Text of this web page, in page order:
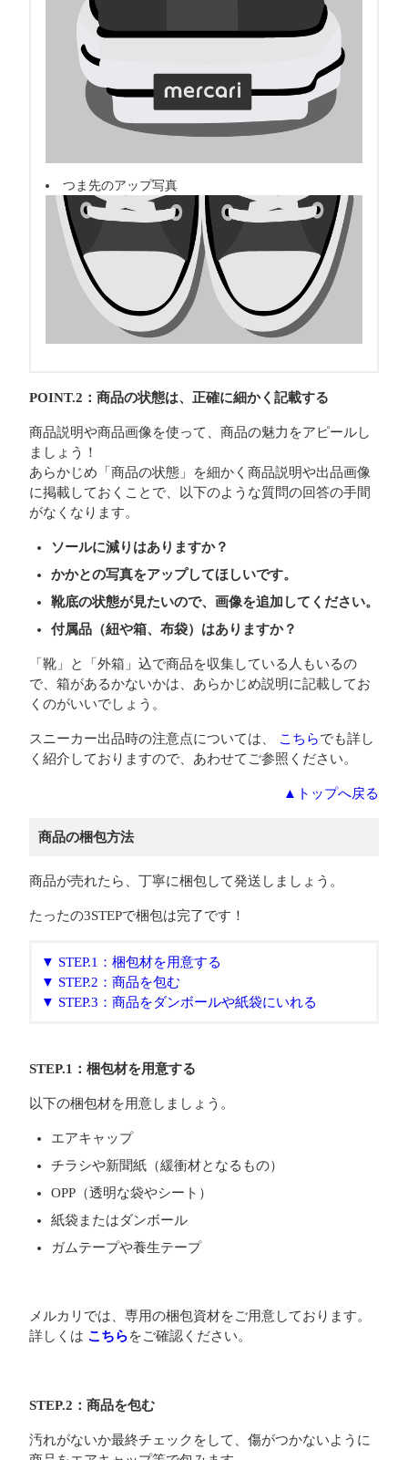
つま先のアップ写真
POINT.2：商品の状態は、正確に細かく記載する
商品説明や商品画像を使って、商品の魅力をアピールし
ましょう！
あらかじめ「商品の状態」を細かく商品説明や出品画像
に掲載しておくことで、以下のような質問の回答の手間
がなくなります。
ソールに減りはありますか？
かかとの写真をアップしてほしいです。
靴底の状態が見たいので、画像を追加してください。
付属品（紐や箱、布袋）はありますか？
「靴」と「外箱」込で商品を収集している人もいるの
で、箱があるかないかは、あらかじめ説明に記載してお
くのがいいでしょう。
スニーカー出品時の注意点については、 こちらでも詳し
く紹介しておりますので、あわせてご参照ください。
▲トップへ戻る
商品の梱包方法
商品が売れたら、丁寧に梱包して発送しましょう。
たったの3STEPで梱包は完了です！
▼ STEP.1：梱包材を用意する
▼ STEP.2：商品を包む
▼ STEP.3：商品をダンボールや紙袋にいれる
STEP.1：梱包材を用意する
以下の梱包材を用意しましょう。
エアキャップ
チラシや新聞紙（緩衝材となるもの）
OPP（透明な袋やシート）
紙袋またはダンボール
ガムテープや養生テープ
メルカリでは、専用の梱包資材をご用意しております。
詳しくは こちらをご確認ください。
STEP.2：商品を包む
汚れがないか最終チェックをして、傷がつかないように